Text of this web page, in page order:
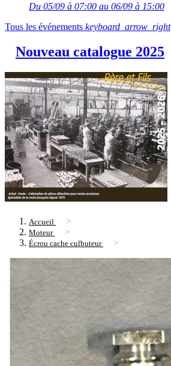
Du 05/09 à 07:00 au 06/09 à 15:00
Tous les événements keyboard_arrow_right
Nouveau catalogue 2025
Accueil
Moteur
Écrou cache culbuteur